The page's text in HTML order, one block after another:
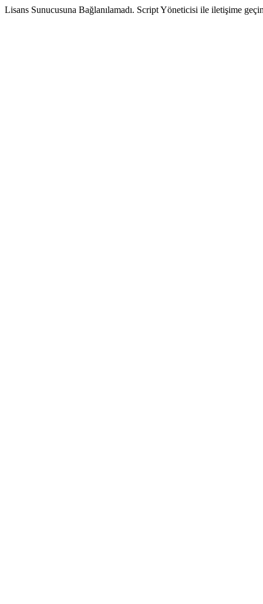
Lisans Sunucusuna Bağlanılamadı. Script Yöneticisi ile iletişime